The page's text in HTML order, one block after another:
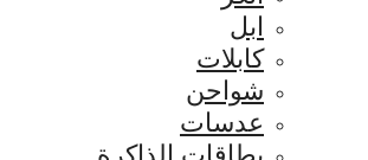
ابل
كابلات
شواحن
عدسات